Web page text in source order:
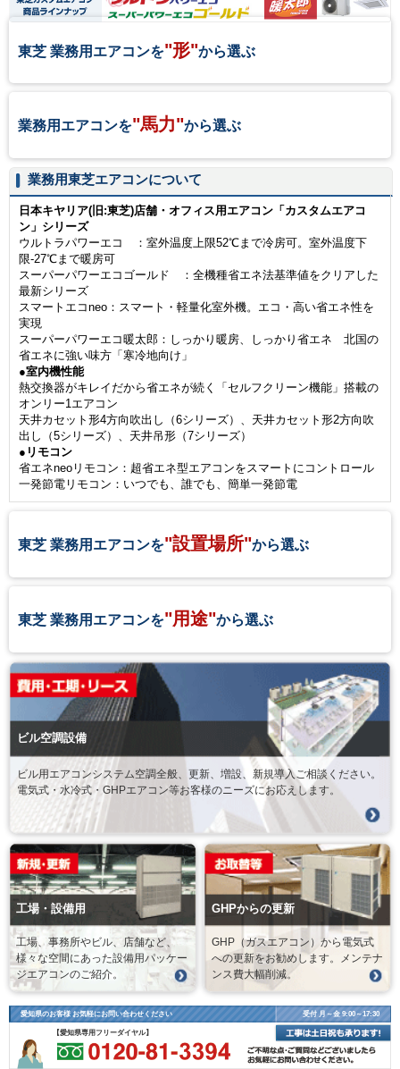
東芝 業務用エアコンを"形"から選ぶ
業務用エアコンを"馬力"から選ぶ
業務用東芝エアコンについて
日本キヤリア(旧:東芝)店舗・オフィス用エアコン「カスタムエアコ
ン」シリーズ
ウルトラパワーエコ ：室外温度上限52℃まで冷房可。室外温度下
限-27℃まで暖房可
スーパーパワーエコゴールド ：全機種省エネ法基準値をクリアした
最新シリーズ
スマートエコneo：スマート・軽量化室外機。エコ・高い省エネ性を
実現
スーパーパワーエコ暖太郎：しっかり暖房、しっかり省エネ 北国の
省エネに強い味方「寒冷地向け」
●室内機性能
熱交換器がキレイだから省エネが続く「セルフクリーン機能」搭載の
オンリー1エアコン
天井カセット形4方向吹出し（6シリーズ）、天井カセット形2方向吹
出し（5シリーズ）、天井吊形（7シリーズ）
●リモコン
省エネneoリモコン：超省エネ型エアコンをスマートにコントロール
一発節電リモコン：いつでも、誰でも、簡単一発節電
東芝 業務用エアコンを"設置場所"から選ぶ
東芝 業務用エアコンを"用途"から選ぶ
ビル空調設備
ビル用エアコンシステム空調全般、更新、増設、新規導入ご相談ください。
電気式・水冷式・GHPエアコン等お客様のニーズにお応えします。
工場・設備用
工場、事務所やビル、店舗など、
様々な空間にあった設備用パッケー
ジエアコンのご紹介。
GHPからの更新
GHP（ガスエアコン）から電気式
への更新をお勧めします。メンテナ
ンス費大幅削減。
愛知県のお客様 お気軽にお問い合わせください 受付 月～金 9:00～17:30
【愛知県専用フリーダイヤル】